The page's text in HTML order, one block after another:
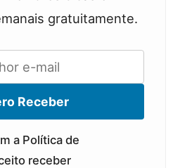
gratuitamente.
Receber
a Política de
receber